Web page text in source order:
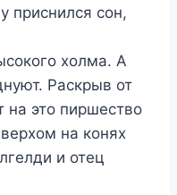
приснился сон,
холма. А
Раскрыв от
на это пиршество
на конях
и отец